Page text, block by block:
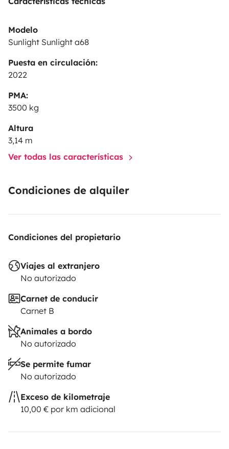
Modelo
Sunlight Sunlight a68
Puesta en circulación:
2022
PMA:
3500 kg
Altura
3,14 m
Ver todas las características
Condiciones de alquiler
Condiciones del propietario
Viajes al extranjero
No autorizado
Carnet de conducir
Carnet B
Animales a bordo
No autorizado
Se permite fumar
No autorizado
Exceso de kilometraje
10,00 € por km adicional